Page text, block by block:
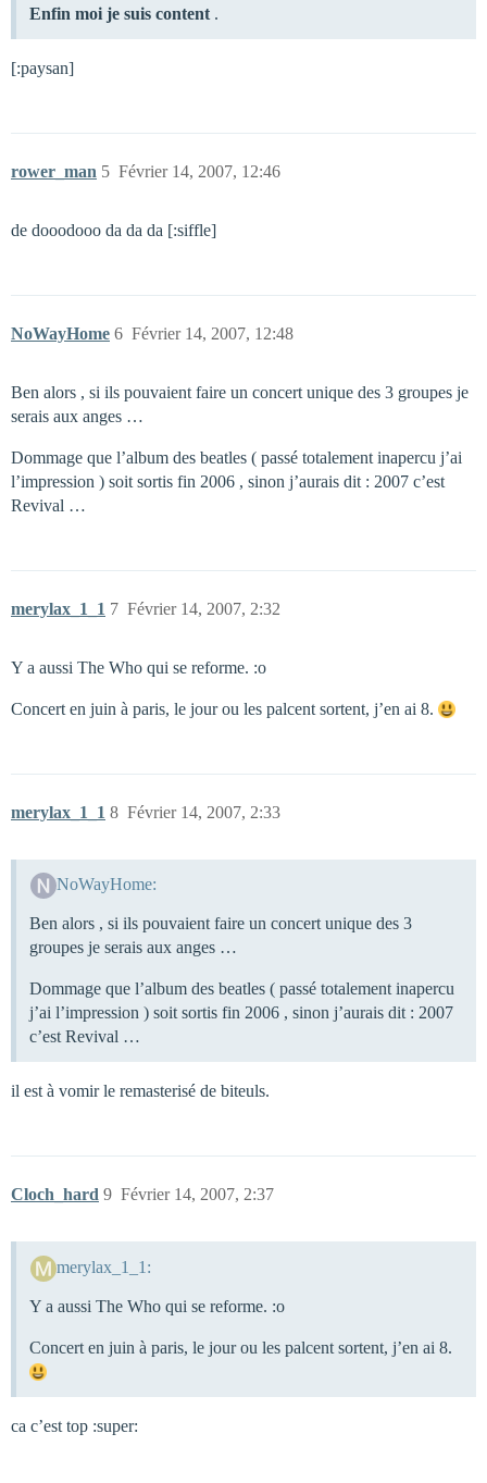
Enfin moi je suis content .
[:paysan]
rower_man Février 14, 2007, 12:46
5
de dooodooo da da da [:siffle]
NoWayHome Février 14, 2007, 12:48
6
Ben alors , si ils pouvaient faire un concert unique des 3 groupes je
serais aux anges …
Dommage que l’album des beatles ( passé totalement inapercu j’ai
l’impression ) soit sortis fin 2006 , sinon j’aurais dit : 2007 c’est
Revival …
merylax_1_1 Février 14, 2007, 2:32
7
Y a aussi The Who qui se reforme. :o
Concert en juin à paris, le jour ou les palcent sortent, j’en ai 8.
merylax_1_1 Février 14, 2007, 2:33
8
NoWayHome:
Ben alors , si ils pouvaient faire un concert unique des 3
groupes je serais aux anges …
Dommage que l’album des beatles ( passé totalement inapercu
j’ai l’impression ) soit sortis fin 2006 , sinon j’aurais dit : 2007
c’est Revival …
il est à vomir le remasterisé de biteuls.
Cloch_hard Février 14, 2007, 2:37
9
merylax_1_1:
Y a aussi The Who qui se reforme. :o
Concert en juin à paris, le jour ou les palcent sortent, j’en ai 8.
ca c’est top :super: